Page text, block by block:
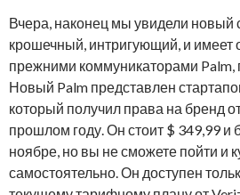
Вчера, наконец мы увидели
крошечный, интригующий, и имеет
прежними коммуникаторами Palm,
Новый Palm представлен
который получил права на бренд
прошлом году. Он стоит $ 349,99 и
ноябре, но вы не сможете пойти и
самостоятельно. Он доступен